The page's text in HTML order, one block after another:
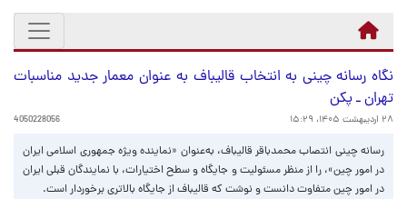
نگاه رسانه چینی به انتخاب قالیباف به عنوان معمار جدید مناسبات
تهران ـ پکن
۲۸ اردیبهشت ۱۴۰۵، ۱۵:۲۹ 4050228056
رسانه چینی انتصاب محمدباقر قالیباف، به‌عنوان «نماینده ویژه جمهوری اسلامی ایران
در امور چین»، را از منظر مسئولیت و جایگاه و سطح اختیارات، با نمایندگان قبلی ایران
در امور چین متفاوت دانست و نوشت که قالیباف از جایگاه بالاتری برخوردار است.